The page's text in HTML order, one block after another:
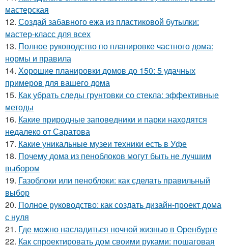
мастерская
12. Создай забавного ежа из пластиковой бутылки:
мастер-класс для всех
13. Полное руководство по планировке частного дома:
нормы и правила
14. Хорошие планировки домов до 150: 5 удачных
примеров для вашего дома
15. Как убрать следы грунтовки со стекла: эффективные
методы
16. Какие природные заповедники и парки находятся
недалеко от Саратова
17. Какие уникальные музеи техники есть в Уфе
18. Почему дома из пеноблоков могут быть не лучшим
выбором
19. Газоблоки или пеноблоки: как сделать правильный
выбор
20. Полное руководство: как создать дизайн-проект дома
с нуля
21. Где можно насладиться ночной жизнью в Оренбурге
22. Как спроектировать дом своими руками: пошаговая